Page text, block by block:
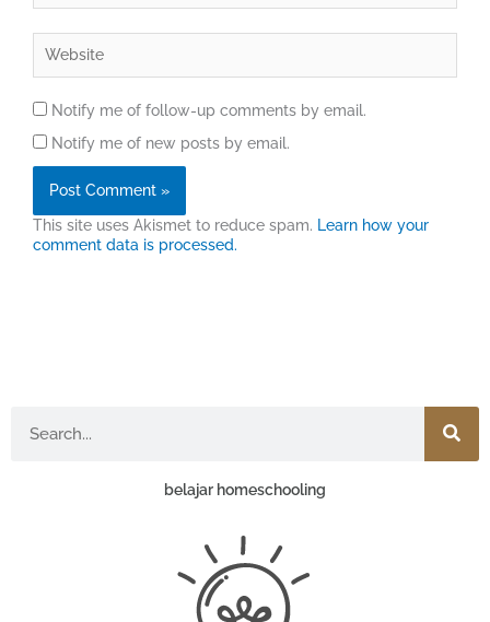
Notify me of follow-up comments by email.
Notify me of new posts by email.
This site uses Akismet to reduce spam. Learn how your
comment data is processed.
belajar homeschooling